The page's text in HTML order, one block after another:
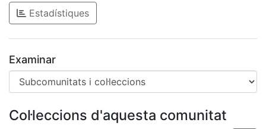
Estadístiques
Examinar
Col·leccions d'aquesta comunitat